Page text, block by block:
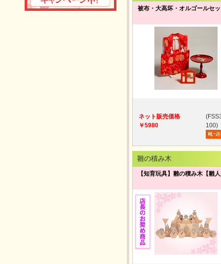
被布・大高坏・オルゴールセ
ネット販売価格
￥5980
100)
雛の積み木
【知育玩具】雛の積み木【雛